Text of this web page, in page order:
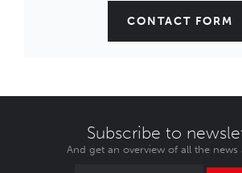
CONTACT FORM
Subscribe to
And get an overview of all the news